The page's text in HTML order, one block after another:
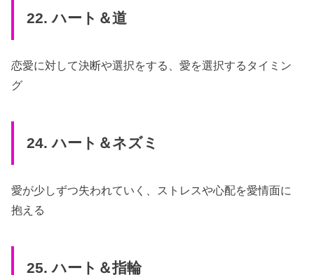
22. ハート＆道
恋愛に対して決断や選択をする、愛を選択するタイミン
グ
24. ハート＆ネズミ
愛が少しずつ失われていく、ストレスや心配を愛情面に
抱える
25. ハート＆指輪